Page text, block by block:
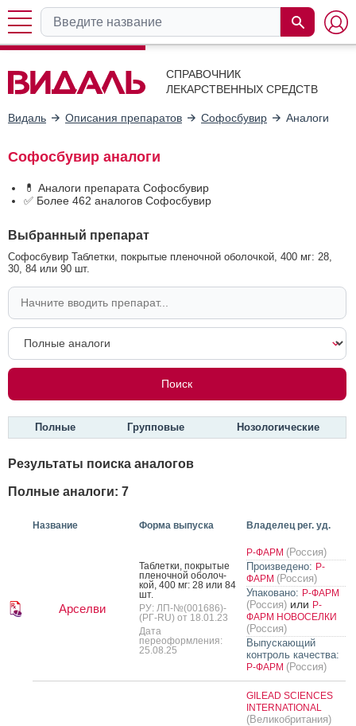
СПРАВОЧНИК
ЛЕКАРСТВЕННЫХ СРЕДСТВ
Видаль Описания препаратов Софосбувир Аналоги
Софосбувир аналоги
💊 Аналоги препарата Софосбувир
✅ Более 462 аналогов Софосбувир
Выбранный препарат
Софосбувир Таблетки, покрытые пленочной оболочкой, 400 мг: 28,
30, 84 или 90 шт.
Полные Групповые Нозологические
Результаты поиска аналогов
Полные аналоги: 7
Название Форма выпуска Владелец рег. уд.
Арселви
Таб­летки, пок­ры­тые
пле­ноч­ной обо­лоч­
кой, 400 мг: 28 или 84
шт.
РУ: ЛП-№(001686)-
(РГ-RU) от 18.01.23
Дата
переоформления:
25.08.25
Р-ФАРМ (Россия)
Произведено: Р-
ФАРМ (Россия)
Упаковано: Р-ФАРМ
(Россия) или Р-
ФАРМ НОВОСЕЛКИ
(Россия)
Выпускающий
контроль качества:
Р-ФАРМ (Россия)
GILEAD SCIENCES
INTERNATIONAL
(Великобритания)